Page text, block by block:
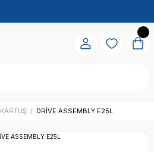
KARTUŞ DRİVE ASSEMBLY E25L